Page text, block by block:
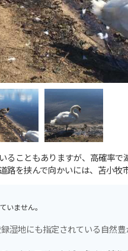
こともありますが、高確率
を挟んで向かいには、苫小牧
ません。
湿地にも指定されている自然豊